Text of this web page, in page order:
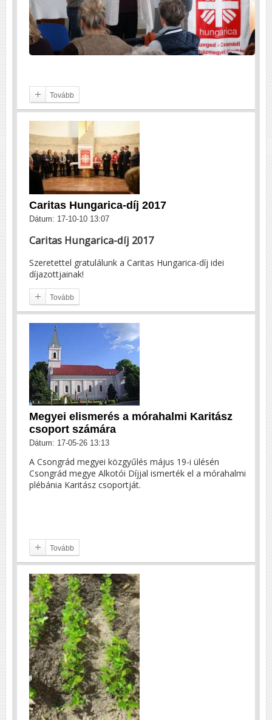
Tovább
Caritas Hungarica-díj 2017
Dátum: 17-10-10 13:07
Caritas Hungarica-díj 2017
Szeretettel gratulálunk a Caritas Hungarica-díj idei
díjazottjainak!
Tovább
Megyei elismerés a mórahalmi Karitász
csoport számára
Dátum: 17-05-26 13:13
A Csongrád megyei közgyűlés május 19-i ülésén
Csongrád megye Alkotói Díjjal ismerték el a mórahalmi
plébánia Karitász csoportját.
Tovább